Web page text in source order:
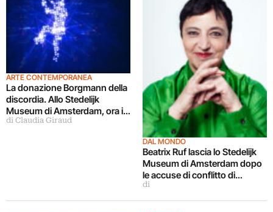
ARTE CONTEMPORANEA
La donazione Borgmann della
discordia. Allo Stedelijk
Museum di Amsterdam, ora in
una mostra
di Claudia Giraud
DAL MONDO
Beatrix Ruf lascia lo Stedelijk
Museum di Amsterdam dopo
le accuse di conflitto di
interesse
di